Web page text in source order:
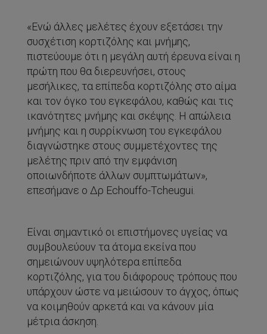
«Ενώ άλλες μελέτες έχουν εξετάσει την
συσχέτιση κορτιζόλης και μνήμης,
πιστεύουμε ότι η μεγάλη αυτή έρευνα είναι η
πρώτη που θα διερευνήσει, στους
μεσήλικες, τα επίπεδα κορτιζόλης στο αίμα
και τον όγκο του εγκεφάλου, καθώς και τις
ικανότητες μνήμης και σκέψης. Η απώλεια
μνήμης και η συρρίκνωση του εγκεφάλου
διαγνώστηκε στους συμμετέχοντες της
μελέτης πριν από την εμφάνιση
οποιωνδήποτε άλλων συμπτωμάτων»,
επεσήμανε ο Δρ Echouffo-Tcheugui.
Είναι σημαντικό οι επιστήμονες υγείας να
συμβουλεύουν τα άτομα εκείνα που
σημειώνουν υψηλότερα επίπεδα
κορτιζόλης, για του διάφορους τρόπους που
υπάρχουν ώστε να μειώσουν το άγχος, όπως
να κοιμηθούν αρκετά και να κάνουν μία
μέτρια άσκηση.